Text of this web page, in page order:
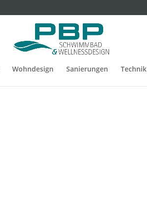
Wohndesign Sanierungen Technik